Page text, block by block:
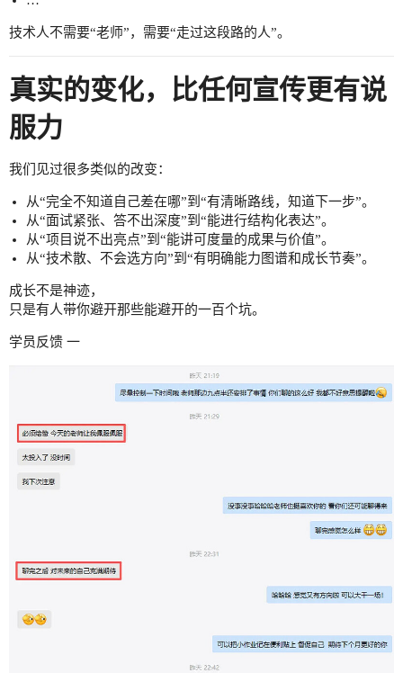
技术人不需要“老师”，需要“走过这段路的人”。
真实的变化，比任何宣传更有说
服力
我们见过很多类似的改变：
从“完全不知道自己差在哪”到“有清晰路线，知道下一步”。
从“面试紧张、答不出深度”到“能进行结构化表达”。
从“项目说不出亮点”到“能讲可度量的成果与价值”。
从“技术散、不会选方向”到“有明确能力图谱和成长节奏”。
成长不是神迹，
只是有人带你避开那些能避开的一百个坑。
学员反馈 一